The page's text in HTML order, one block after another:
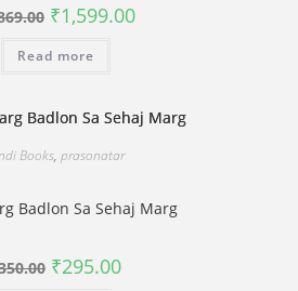
Original
price
₹1,869.00.
₹1,599.00Current
Read more
Books, prasonatar
Badlon Sa Sehaj Marg
Original
price
₹295.00Current